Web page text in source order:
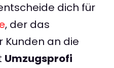
dich für
, der das
Kunden an die
Umzugsprofi